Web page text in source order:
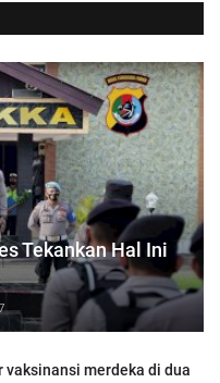
Tekankan Hal Ini
vaksinansi merdeka di dua